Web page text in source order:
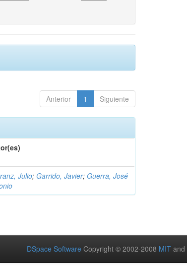
Anterior 1 Siguiente
Julio; Garrido, Javier; Guerra, José
DSpace Software Copyright © 2002-2008 MIT and